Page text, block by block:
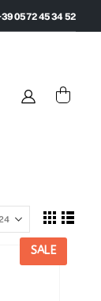
0572 45 34 52
SALE